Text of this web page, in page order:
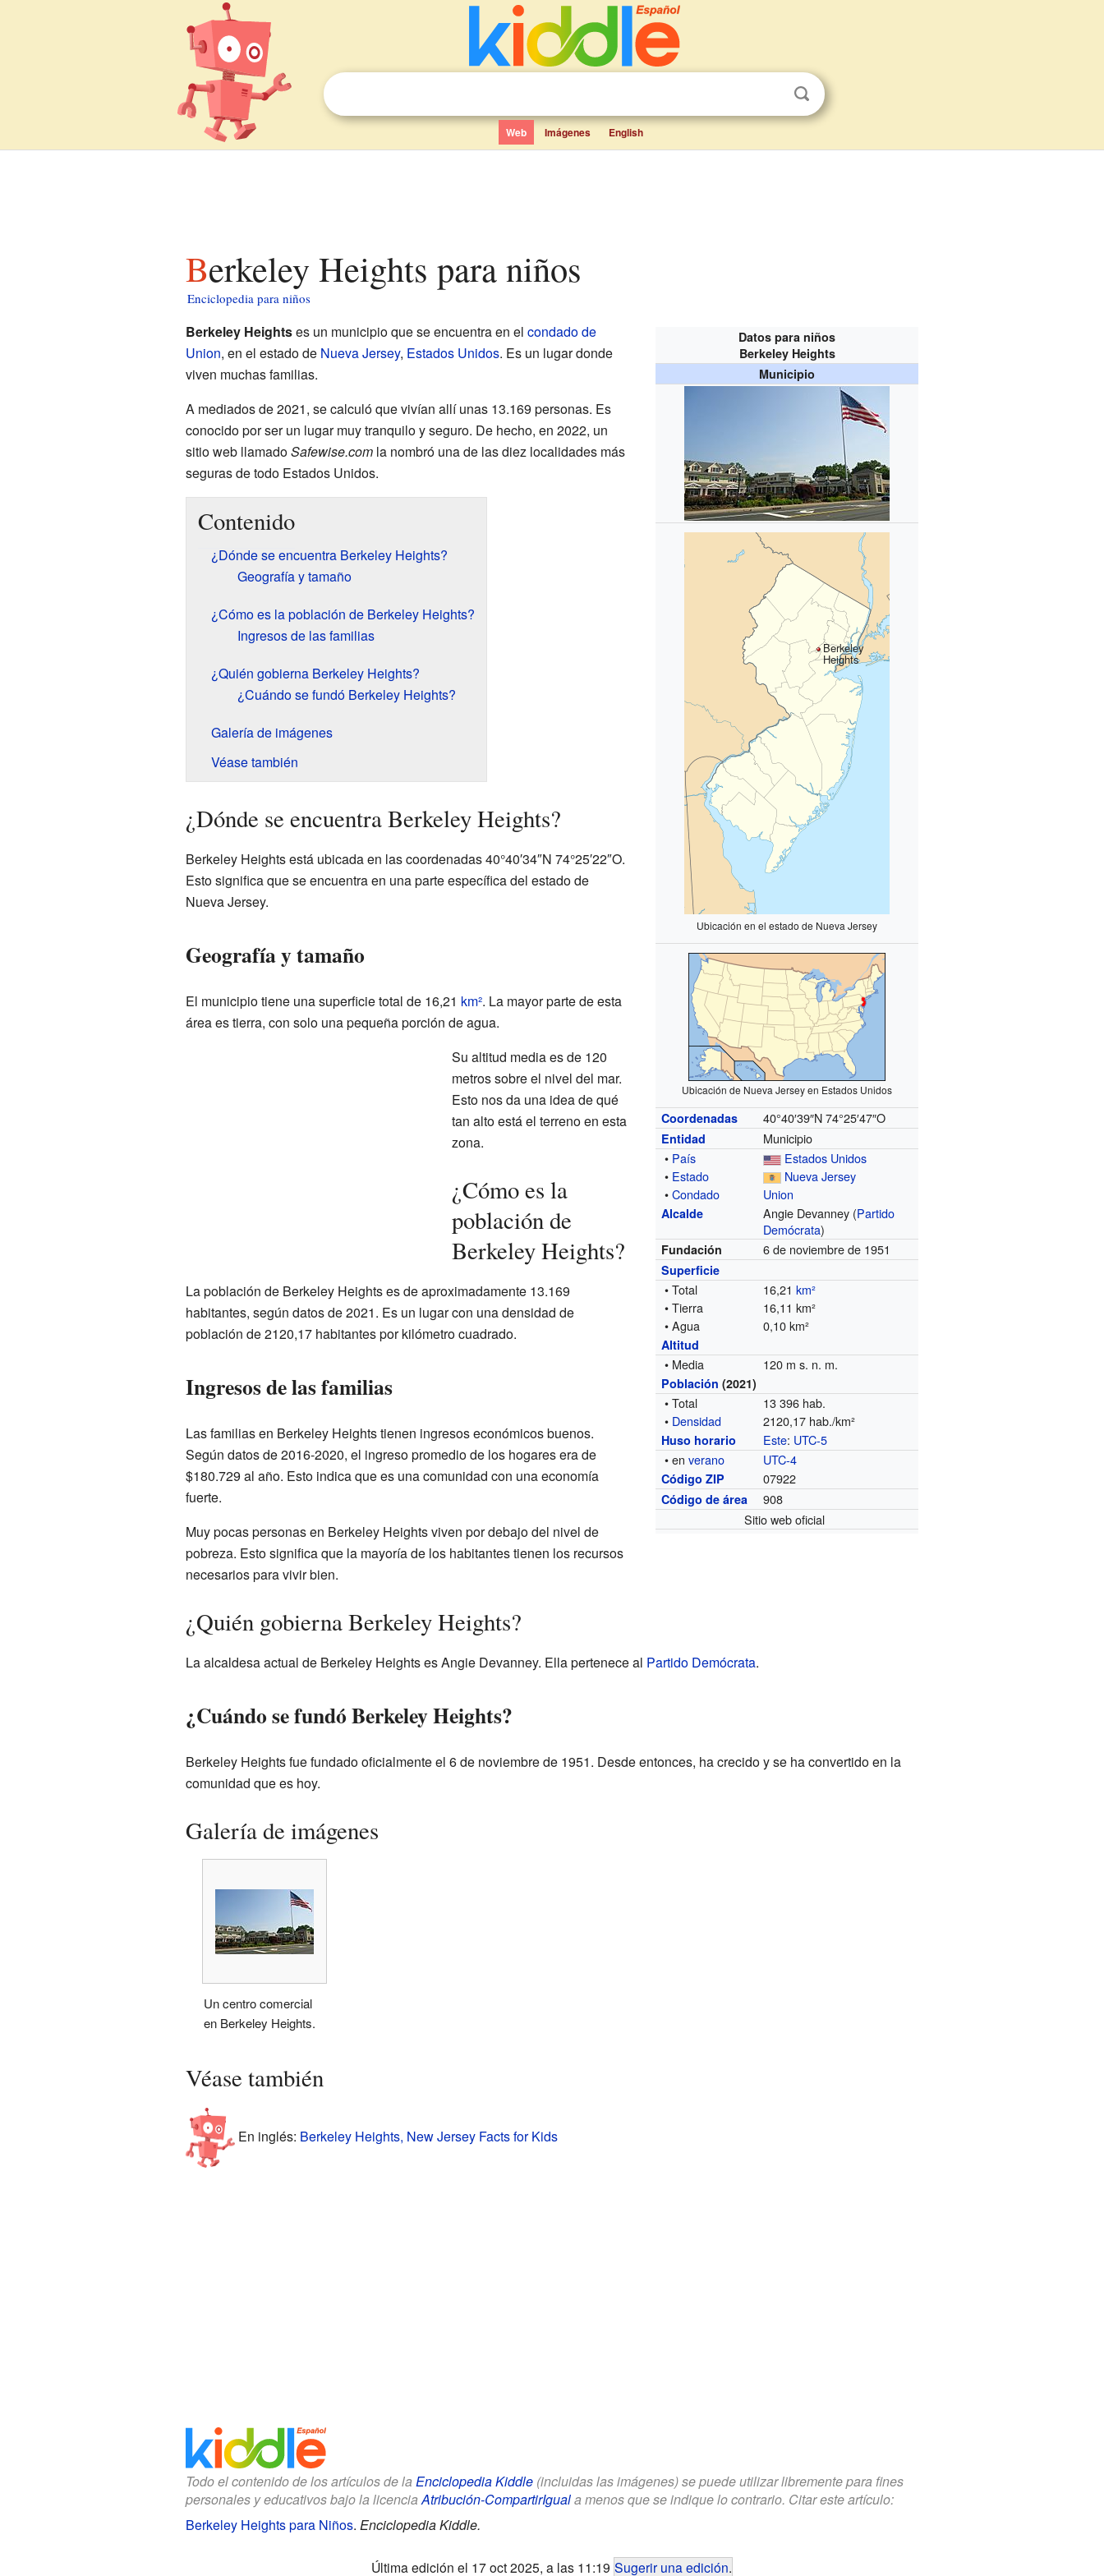
Web Imágenes English
Berkeley Heights para niños
Enciclopedia para niños
Datos para niños
Berkeley Heights
Municipio
Berkeley
Heights
Ubicación en el estado de Nueva Jersey
Ubicación de Nueva Jersey en Estados Unidos
Coordenadas 40°40′39″N 74°25′47″O
Entidad
Municipio
• País
Estados Unidos
• Estado
Nueva Jersey
•Condado Union
Alcalde Angie Devanney (Partido
Demócrata)
Fundación 6 de noviembre de 1951
Superficie
• Total 16,21km²
• Tierra
16,11 km²
• Agua
0,10 km²
Altitud
• Media 120 m s. n. m.
Población (2021)
• Total
13 396 hab.
• Densidad 2120,17 hab./km²
Huso horario Este: UTC-5
• enverano UTC-4
Código ZIP 07922
Código de área
908
Sitio web oficial
Berkeley Heightses un municipio que se encuentra en el condado de
Union, en el estado de Nueva Jersey, Estados Unidos. Es un lugar donde
viven muchas familias.
A mediados de 2021, se calculó que vivían allí unas 13.169 personas. Es
conocido por ser un lugar muy tranquilo y seguro. De hecho, en 2022, un
sitio web llamadoSafewise.comla nombró una de las diez localidades más
seguras de todo Estados Unidos.
Contenido
¿Dónde se encuentra Berkeley Heights?
Geografía y tamaño
¿Cómo es la población de Berkeley Heights?
Ingresos de las familias
¿Quién gobierna Berkeley Heights?
¿Cuándo se fundó Berkeley Heights?
Galería de imágenes
Véase también
¿Dónde se encuentra Berkeley Heights?
Berkeley Heights está ubicada en las coordenadas 40°40′34″N 74°25′22″O.
Esto significa que se encuentra en una parte específica del estado de
Nueva Jersey.
Geografía y tamaño
El municipio tiene una superficie total de 16,21 km². La mayor parte de esta
área es tierra, con solo una pequeña porción de agua.
Su altitud media es de 120
metros sobre el nivel del mar.
Esto nos da una idea de qué
tan alto está el terreno en esta
zona.
¿Cómo es la
población de
Berkeley Heights?
La población de Berkeley Heights es de aproximadamente 13.169
habitantes, según datos de 2021. Es un lugar con una densidad de
población de 2120,17 habitantes por kilómetro cuadrado.
Ingresos de las familias
Las familias en Berkeley Heights tienen ingresos económicos buenos.
Según datos de 2016-2020, el ingreso promedio de los hogares era de
$180.729 al año. Esto indica que es una comunidad con una economía
fuerte.
Muy pocas personas en Berkeley Heights viven por debajo del nivel de
pobreza. Esto significa que la mayoría de los habitantes tienen los recursos
necesarios para vivir bien.
¿Quién gobierna Berkeley Heights?
La alcaldesa actual de Berkeley Heights es Angie Devanney. Ella pertenece al Partido Demócrata.
¿Cuándo se fundó Berkeley Heights?
Berkeley Heights fue fundado oficialmente el 6 de noviembre de 1951. Desde entonces, ha crecido y se ha convertido en la
comunidad que es hoy.
Galería de imágenes
Un centro comercial
en Berkeley Heights.
Véase también
En inglés: Berkeley Heights, New Jersey Facts for Kids
Todo el contenido de los artículos de la Enciclopedia Kiddle(incluidas las imágenes) se puede utilizar libremente para fines
personales y educativos bajo la licencia Atribución-CompartirIguala menos que se indique lo contrario. Citar este artículo:
Berkeley Heights para Niños. Enciclopedia Kiddle.
Última edición el 17 oct 2025, a las 11:19 Sugerir una edición.